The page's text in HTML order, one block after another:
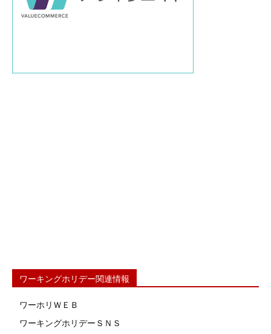
ワーキングホリデー関連情報
ワーホリＷＥＢ
ワーキングホリデーＳＮＳ